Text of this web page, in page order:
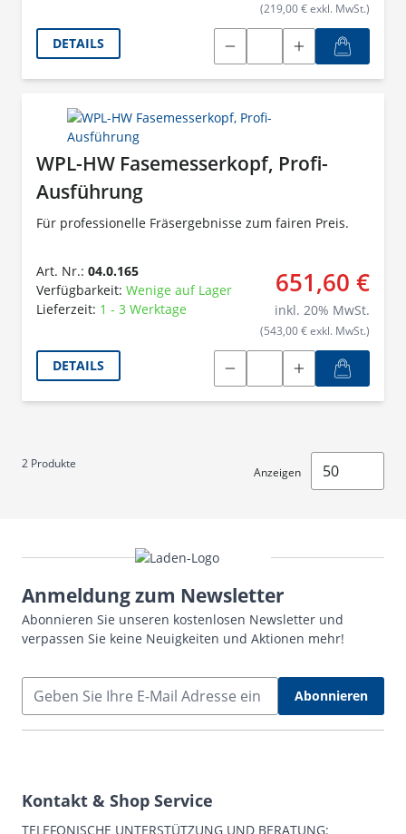
(219,00 € exkl. MwSt.)
DETAILS
WPL-HW Fasemesserkopf, Profi-
Ausführung
Für professionelle Fräsergebnisse zum fairen Preis.
Art. Nr.: 04.0.165
Verfügbarkeit: Wenige auf Lager
Lieferzeit: 1 - 3 Werktage
651,60 €
inkl. 20% MwSt.
(543,00 € exkl. MwSt.)
DETAILS
2 Produkte
Anzeigen
Anmeldung zum Newsletter
Abonnieren Sie unseren kostenlosen Newsletter und
verpassen Sie keine Neuigkeiten und Aktionen mehr!
Abonnieren
Kontakt & Shop Service
TELEFONISCHE UNTERSTÜTZUNG UND BERATUNG: